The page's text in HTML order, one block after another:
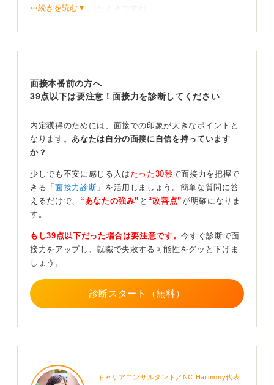
表情が曇ったりしたときですね。
際、会場までの道順をたずねられ、「交番で警察官に聞
きました」と正直に答えたところ、面接官たちがどっと
筆記試験の出来はよくなかったのですが、おもしろいと
思ってもらえたのかもしれません。
限りませんが、やはり場の空気感が重い場合は、厳しい
結果になることが多いと感じます。
⋯続きを読む▼
面接本番前の方へ
39点以下は要注意！面接力を診断してください
内定獲得のためには、面接での印象が大きなポイントと
なります。 あなたは自分の面接に自信を持っています
か？
少しでも不安に感じる人は たった30秒で面接力を把握で
きる「 面接力診断 」を活用しましょう。簡単な質問に答
えるだけで、 “あなたの強み” と “改善点”が明確になりま
す。
もし39点以下だった場合は要注意です。今すぐ診断で面
接力をアップし、就職で失敗する可能性をグッと下げま
しょう。
診断スタート（無料）
キャリアコンサルタント／NC Harmony代表